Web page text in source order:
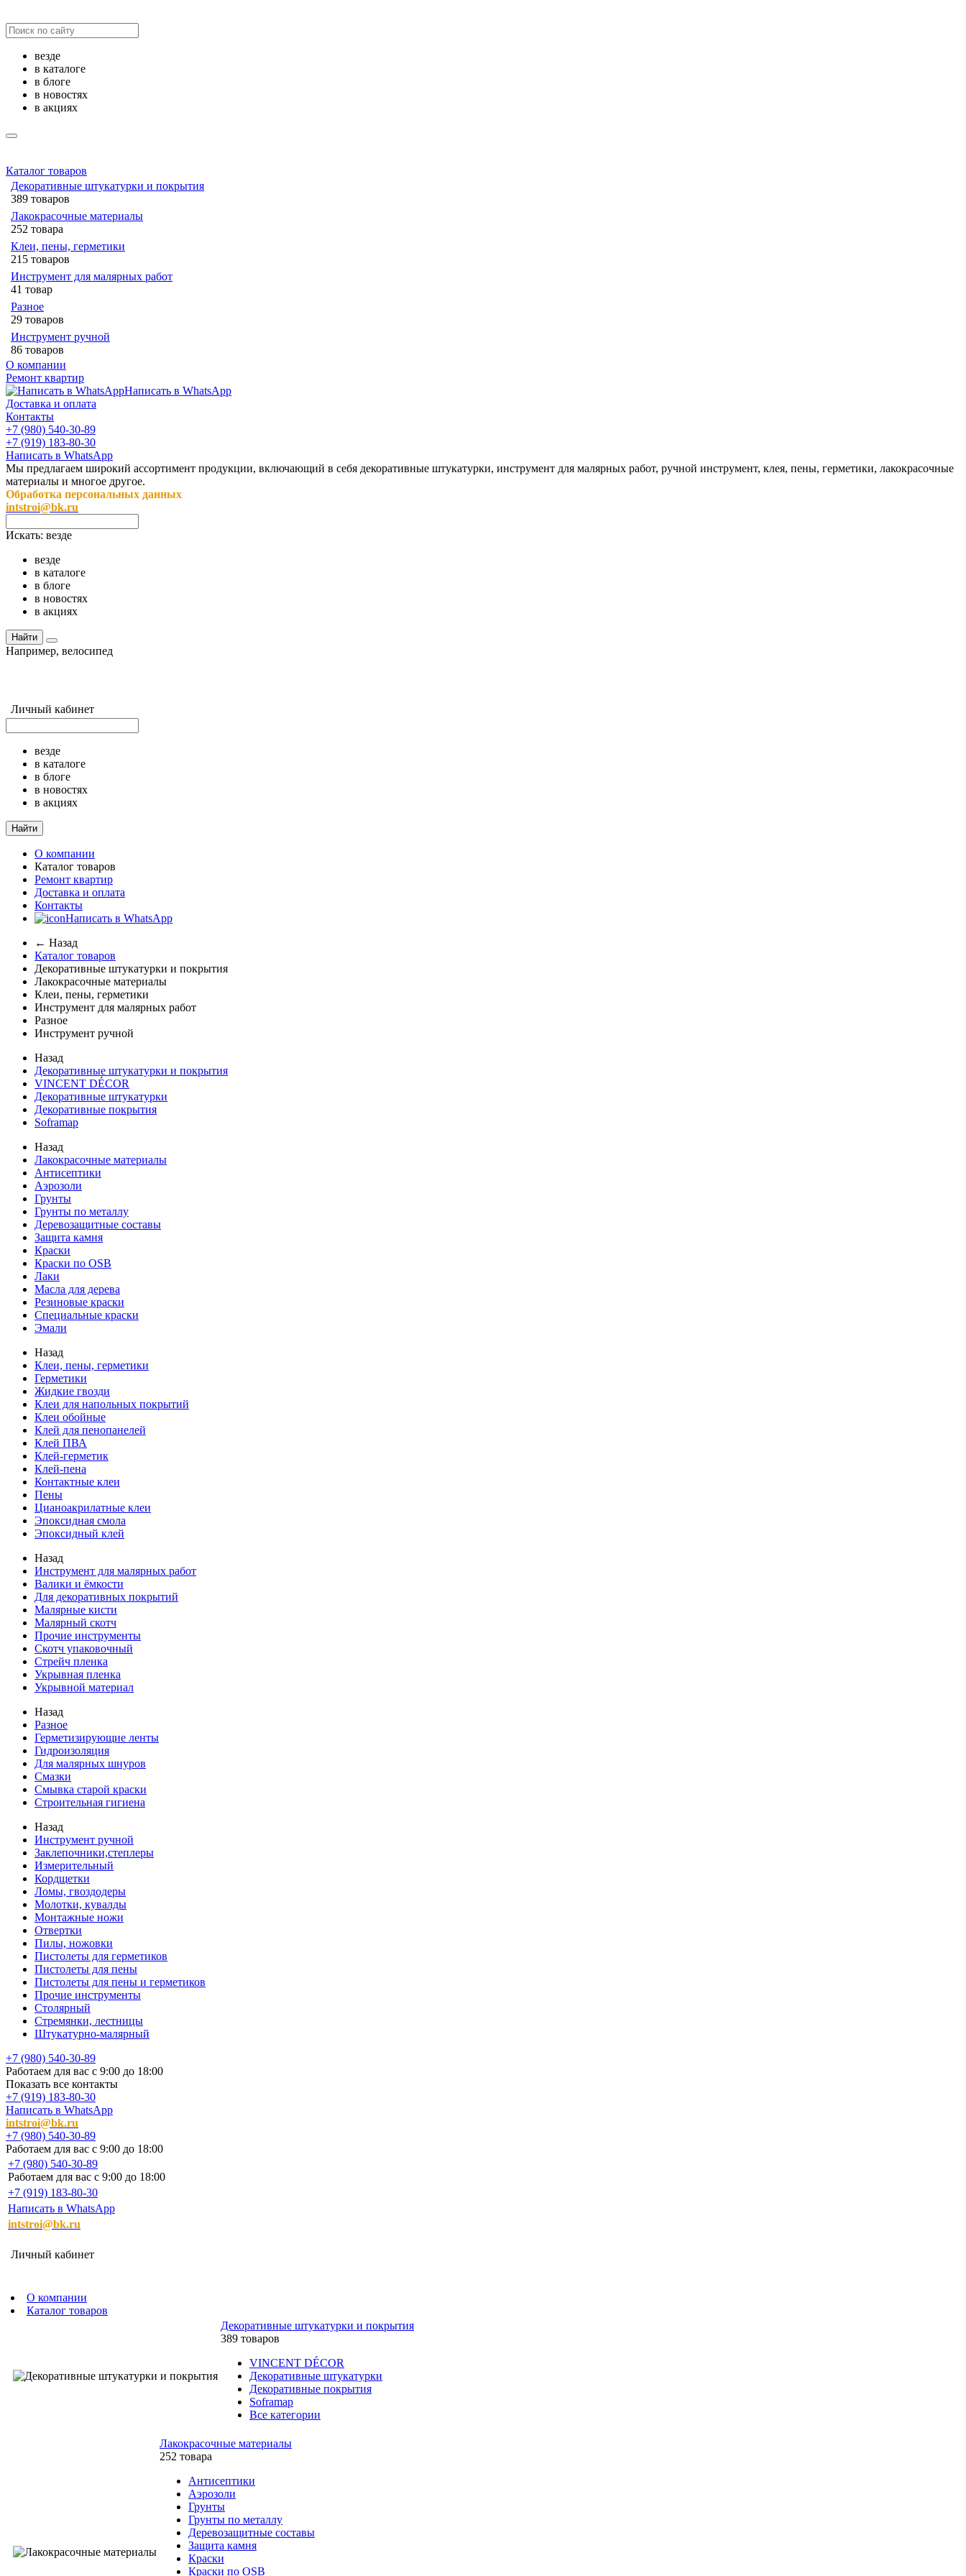
везде
в каталоге
в блоге
в новостях
в акциях
Каталог товаров
Декоративные штукатурки и покрытия
389 товаров
Лакокрасочные материалы
252 товара
Клеи, пены, герметики
215 товаров
Инструмент для малярных работ
41 товар
Разное
29 товаров
Инструмент ручной
86 товаров
О компании
Ремонт квартир
Написать в WhatsApp
Доставка и оплата
Контакты
+7 (980) 540-30-89
+7 (919) 183-80-30
Написать в WhatsApp
Мы предлагаем широкий ассортимент продукции, включающий в себя декоративные штукатурки, инструмент для малярных работ, ручной инструмент, клея, пены, герметики, лакокрасочные
материалы и многое другое.
Обработка персональных данных
intstroi@bk.ru
Искать: везде
везде
в каталоге
в блоге
в новостях
в акциях
Найти
Например, велосипед
Личный кабинет
везде
в каталоге
в блоге
в новостях
в акциях
Найти
О компании
Каталог товаров
Ремонт квартир
Доставка и оплата
Контакты
Написать в WhatsApp
← Назад
Каталог товаров
Декоративные штукатурки и покрытия
Лакокрасочные материалы
Клеи, пены, герметики
Инструмент для малярных работ
Разное
Инструмент ручной
Назад
Декоративные штукатурки и покрытия
VINCENT DÉCOR
Декоративные штукатурки
Декоративные покрытия
Soframap
Назад
Лакокрасочные материалы
Антисептики
Аэрозоли
Грунты
Грунты по металлу
Деревозащитные составы
Защита камня
Краски
Краски по OSB
Лаки
Масла для дерева
Резиновые краски
Специальные краски
Эмали
Назад
Клеи, пены, герметики
Герметики
Жидкие гвозди
Клеи для напольных покрытий
Клеи обойные
Клей для пенопанелей
Клей ПВА
Клей-герметик
Клей-пена
Контактные клеи
Пены
Цианоакрилатные клеи
Эпоксидная смола
Эпоксидный клей
Назад
Инструмент для малярных работ
Валики и ёмкости
Для декоративных покрытий
Малярные кисти
Малярный скотч
Прочие инструменты
Скотч упаковочный
Стрейч пленка
Укрывная пленка
Укрывной материал
Назад
Разное
Герметизирующие ленты
Гидроизоляция
Для малярных шнуров
Смазки
Смывка старой краски
Строительная гигиена
Назад
Инструмент ручной
Заклепочники,степлеры
Измерительный
Кордщетки
Ломы, гвоздодеры
Молотки, кувалды
Монтажные ножи
Отвертки
Пилы, ножовки
Пистолеты для герметиков
Пистолеты для пены
Пистолеты для пены и герметиков
Прочие инструменты
Столярный
Стремянки, лестницы
Штукатурно-малярный
+7 (980) 540-30-89
Работаем для вас с 9:00 до 18:00
Показать все контакты
+7 (919) 183-80-30
Написать в WhatsApp
intstroi@bk.ru
+7 (980) 540-30-89
Работаем для вас с 9:00 до 18:00
+7 (980) 540-30-89
Работаем для вас с 9:00 до 18:00
+7 (919) 183-80-30
Написать в WhatsApp
intstroi@bk.ru
Личный кабинет
О компании
Каталог товаров
Декоративные штукатурки и покрытия
389 товаров
VINCENT DÉCOR
Декоративные штукатурки
Декоративные покрытия
Soframap
Все категории
Лакокрасочные материалы
252 товара
Антисептики
Аэрозоли
Грунты
Грунты по металлу
Деревозащитные составы
Защита камня
Краски
Краски по OSB